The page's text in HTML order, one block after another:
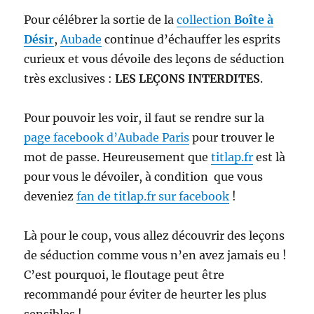
Pour célébrer la sortie de lacollectionBoîte à
Désir, Aubade continue d’échauffer les esprits
curieux et vous dévoile des leçons de séduction
très exclusives :LES LEÇONS INTERDITES.
Pour pouvoir les voir, il faut se rendre sur la
page facebook d’Aubade Paris pour trouver le
mot de passe. Heureusement quetitlap.fr est là
pour vous le dévoiler, à condition que vous
deveniezfan de titlap.fr sur facebook !
Là pour le coup, vous allez découvrir des leçons
de séduction comme vous n’en avez jamais eu !
C’est pourquoi, le floutage peut être
recommandé pour éviter de heurter les plus